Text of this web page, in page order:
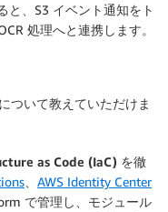
と、S3 イベント通知をト
処理へと連携します。
ついて教えていただけま
as Code (IaC) を徹
AWS Identity Center
で管理し、モジュール